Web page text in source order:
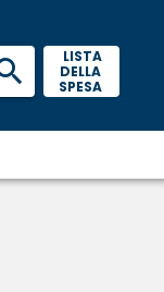
LISTA
DELLA
SPESA